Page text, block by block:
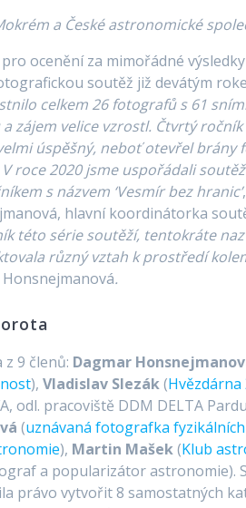
a České astronomické
ocenění za mimořádné
soutěž již devátým
celkem 26 fotografů s 61
zájem velice vzrostl. Čtvrtý ročník
úspěšný, neboť otevřel brány
roce 2020 jsme uspořádali
s názvem ‘Vesmír bez hranic’
hlavní koordinátorka
této série soutěží, tentokráte
různý vztah k prostředí
.
9 členů: Dagmar
),Vladislav Slezák(
odl. pracoviště DDM DELTA
(uznávaná fotografka
), Martin Mašek(Klub
a popularizátor astronomie).
právo vytvořit 8 samostatných